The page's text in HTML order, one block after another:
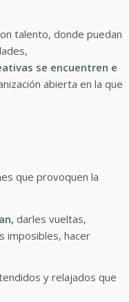
talento, donde puedan
se encuentren e
abierta en la que
que provoquen la
darles vueltas,
imposibles, hacer
y relajados que